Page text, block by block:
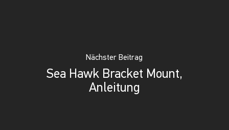
Nächster Beitrag
Sea Hawk Bracket Mount,
Anleitung